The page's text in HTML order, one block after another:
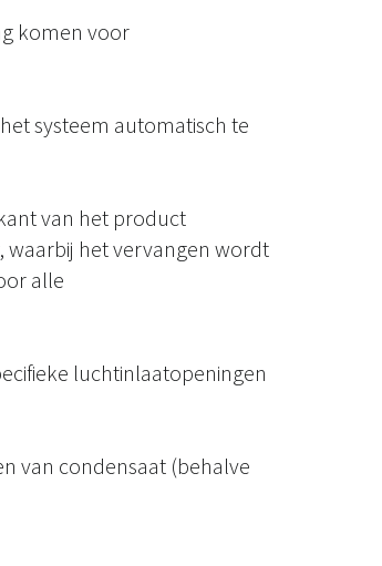
komen voor
systeem automatisch te
van het product
het vervangen wordt
alle
luchtinlaatopeningen
van condensaat (behalve